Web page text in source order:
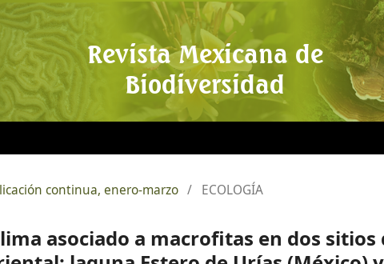
Revista Mexicana de
Biodiversidad
continua, enero-marzo / ECOLOGÍA
asociado a macrofitas en dos sitios